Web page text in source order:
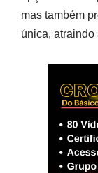
mas também
única,